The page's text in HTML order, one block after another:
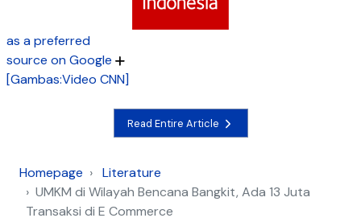
as a preferred
source on Google
[Gambas:Video CNN]
Read Entire Article
Homepage
Literature
UMKM di Wilayah Bencana Bangkit, Ada 13 Juta
Transaksi di E Commerce